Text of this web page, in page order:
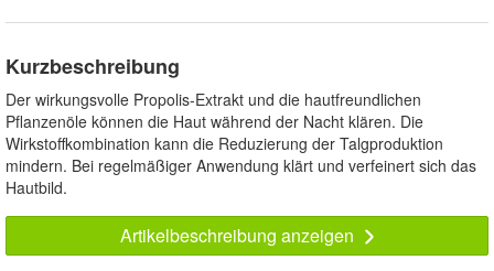
Kurzbeschreibung
Der wirkungsvolle Propolis-Extrakt und die hautfreundlichen
Pflanzenöle können die Haut während der Nacht klären. Die
Wirkstoffkombination kann die Reduzierung der Talgproduktion
mindern. Bei regelmäßiger Anwendung klärt und verfeinert sich das
Hautbild.
Artikelbeschreibung anzeigen